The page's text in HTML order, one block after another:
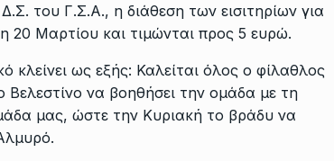
του Γ.Σ.Α., η διάθεση των εισιτηρίων για
20 Μαρτίου και τιμώνται προς 5 ευρώ.
κλείνει ως εξής: Καλείται όλος ο φίλαθλος
να βοηθήσει την ομάδα με τη
μας, ώστε την Κυριακή το βράδυ να